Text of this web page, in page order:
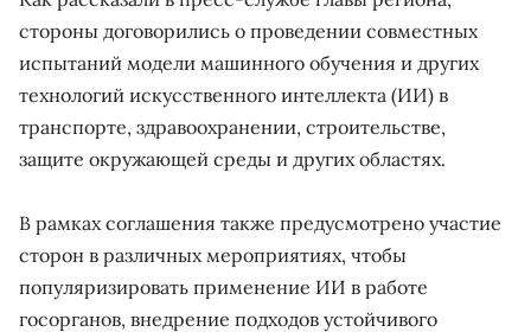
стороны договорились о проведении совместных
испытаний модели машинного обучения и других
технологий искусственного интеллекта (ИИ) в
транспорте, здравоохранении, строительстве,
защите окружающей среды и других областях.
В рамках соглашения также предусмотрено участие
сторон в различных мероприятиях, чтобы
популяризировать применение ИИ в работе
госорганов, внедрение подходов устойчивого